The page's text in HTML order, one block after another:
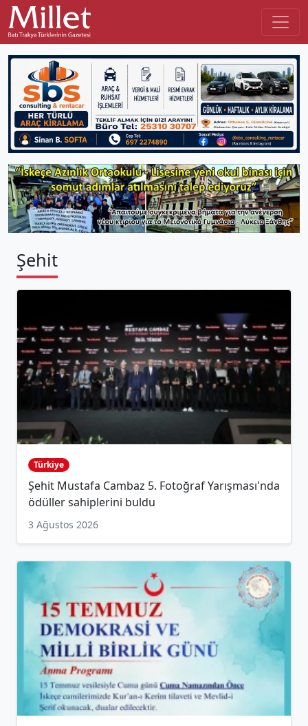
Şehit
Türkiye
Şehit Mustafa Cambaz 5. Fotoğraf Yarışması'nda
ödüller sahiplerini buldu
3 Ağustos 2026